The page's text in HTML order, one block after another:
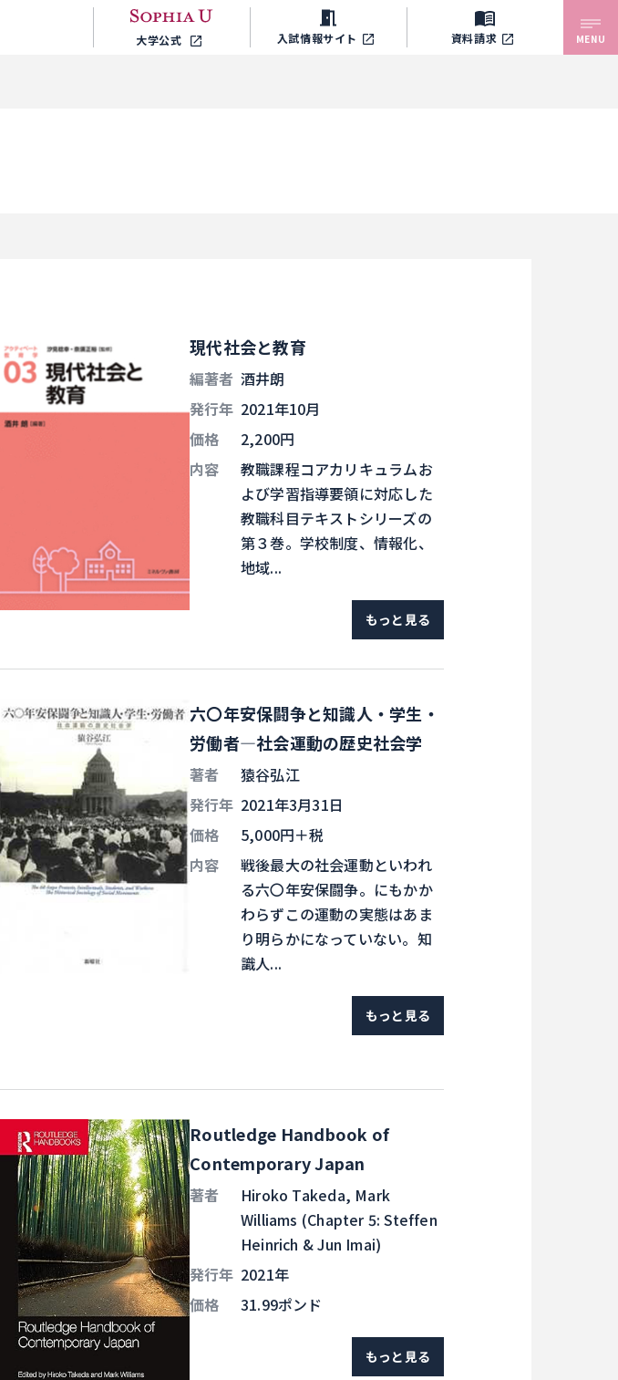
大学公式 入試情報サイト 資料請求 MENU
現代社会と教育
編著者 酒井朗
発行年 2021年10月
価格
2,200円
内容
教職課程コアカリキュラムお
よび学習指導要領に対応した
教職科目テキストシリーズの
第３巻。学校制度、情報化、
地域...
もっと見る
六〇年安保闘争と知識人・学生・
労働者―社会運動の歴史社会学
著者
猿谷弘江
発行年 2021年3月31日
価格
5,000円＋税
内容
戦後最大の社会運動といわれ
る六〇年安保闘争。にもかか
わらずこの運動の実態はあま
り明らかになっていない。知
識人...
もっと見る
Routledge Handbook of
Contemporary Japan
著者
Hiroko Takeda, Mark
Williams (Chapter 5: Steffen
Heinrich & Jun Imai)
発行年 2021年
価格
31.99ポンド
もっと見る